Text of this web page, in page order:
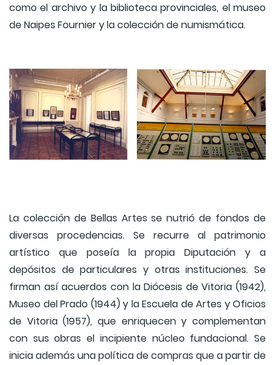
como el archivo y la biblioteca provinciales, el museo
de Naipes Fournier y la colección de numismática.
La colección de Bellas Artes se nutrió de fondos de
diversas procedencias. Se recurre al patrimonio
artístico que poseía la propia Diputación y a
depósitos de particulares y otras instituciones. Se
firman así acuerdos con la Diócesis de Vitoria (1942),
Museo del Prado (1944) y la Escuela de Artes y Oficios
de Vitoria (1957), que enriquecen y complementan
con sus obras el incipiente núcleo fundacional. Se
inicia además una política de compras que a partir de